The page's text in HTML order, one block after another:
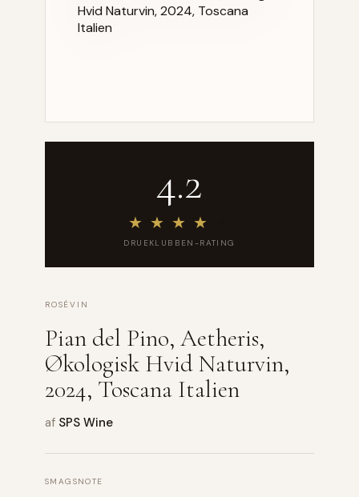
4.2
★ ★ ★ ★
DRUEKLUBBEN-RATING
ROSÉVIN
Pian del Pino, Aetheris,
Økologisk Hvid Naturvin,
2024, Toscana Italien
af SPS Wine
SMAGSNOTE